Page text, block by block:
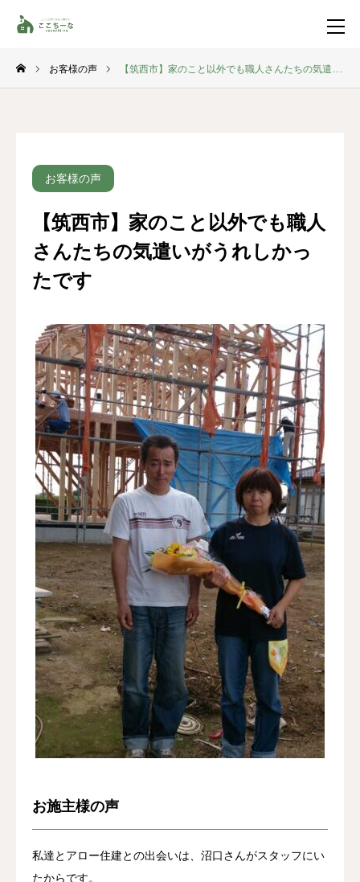
お客様の声 【筑西市】家のこと以外でも職人さんたちの気遣いがうれしかったです
お客様の声
【筑西市】家のこと以外でも職人
さんたちの気遣いがうれしかっ
たです
お施主様の声
私達とアロー住建との出会いは、沼口さんがスタッフにい
たからです。
LINE登録
HOME
コンセプト
施工事例
お客様の声
よくある質問
イベント情報
会社概要